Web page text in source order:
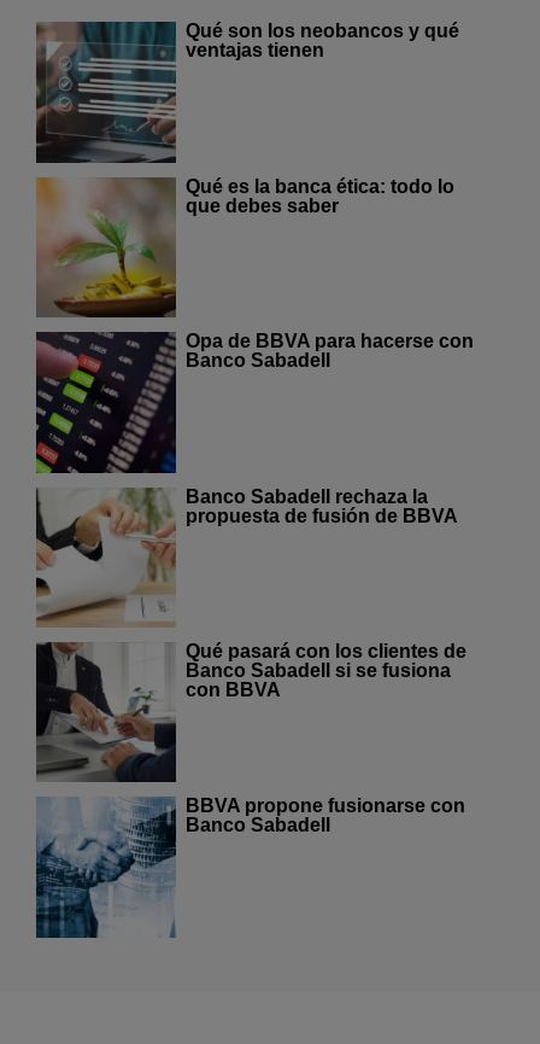
Qué son los neobancos y qué
ventajas tienen
Qué es la banca ética: todo lo
que debes saber
Opa de BBVA para hacerse con
Banco Sabadell
Banco Sabadell rechaza la
propuesta de fusión de BBVA
Qué pasará con los clientes de
Banco Sabadell si se fusiona
con BBVA
BBVA propone fusionarse con
Banco Sabadell